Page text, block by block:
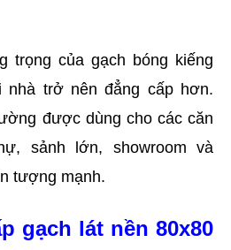
trọng của gạch bóng kiếng
nhà trở nên đẳng cấp hơn.
được dùng cho các căn
sảnh lớn, showroom và
tượng mạnh.
gạch lát nền 80x80